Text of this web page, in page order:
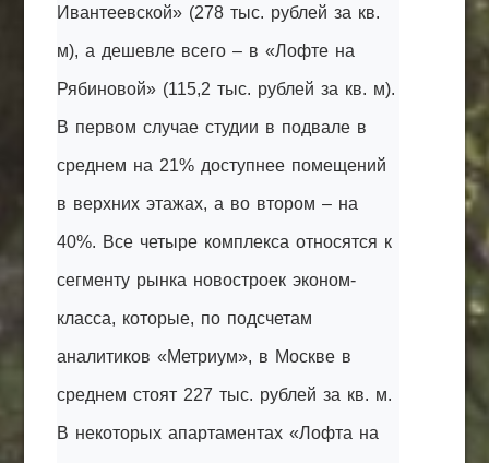
Ивантеевской» (278 тыс. рублей за кв.
м), а дешевле всего – в «Лофте на
Рябиновой» (115,2 тыс. рублей за кв. м).
В первом случае студии в подвале в
среднем на 21% доступнее помещений
в верхних этажах, а во втором – на
40%. Все четыре комплекса относятся к
сегменту рынка новостроек эконом-
класса, которые, по подсчетам
аналитиков «Метриум», в Москве в
среднем стоят 227 тыс. рублей за кв. м.
В некоторых апартаментах «Лофта на